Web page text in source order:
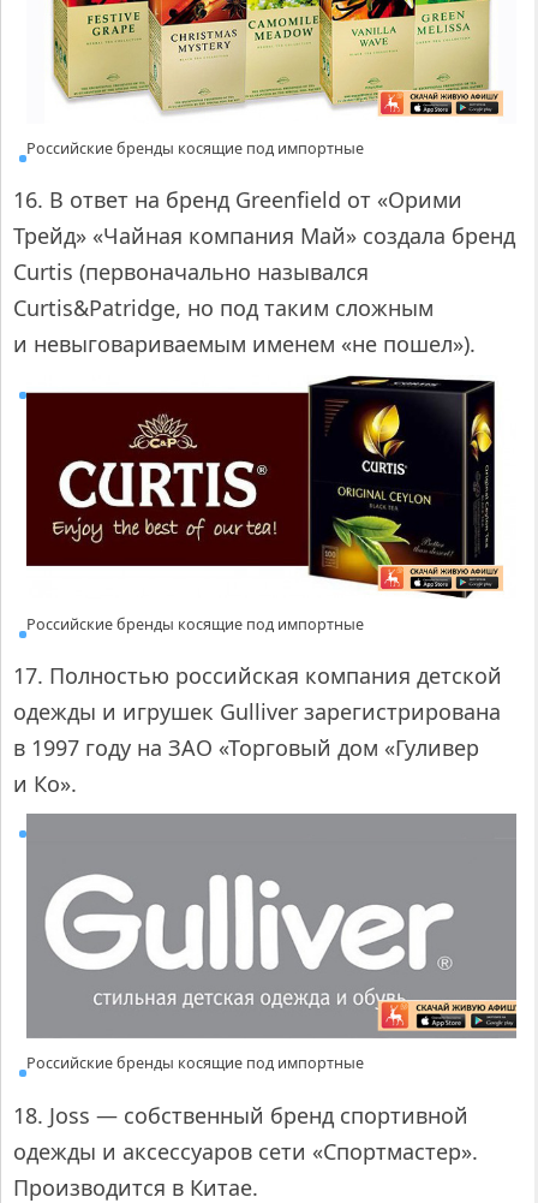
Российские бренды косящие под импортные
16. В ответ на бренд Greenfield от «Орими
Трейд» «Чайная компания Май» создала бренд
Curtis (первоначально назывался
Curtis&Patridge, но под таким сложным
и невыговариваемым именем «не пошел»).
Российские бренды косящие под импортные
17. Полностью российская компания детской
одежды и игрушек Gulliver зарегистрирована
в 1997 году на ЗАО «Торговый дом «Гуливер
и Ко».
Российские бренды косящие под импортные
18. Joss — собственный бренд спортивной
одежды и аксессуаров сети «Спортмастер».
Производится в Китае.